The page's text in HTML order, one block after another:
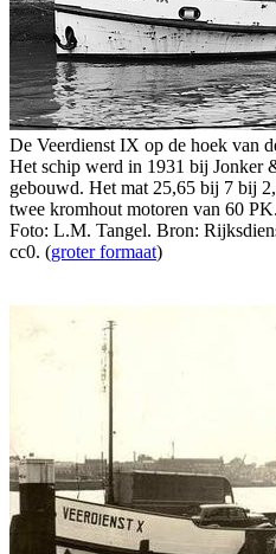
De Veerdienst IX op de hoek van
Het schip werd in 1931 bij Jonker
gebouwd. Het mat 25,65 bij 7 bij
twee kromhout motoren van 60
Foto: L.M. Tangel. Bron:
cc0. (groter formaat)